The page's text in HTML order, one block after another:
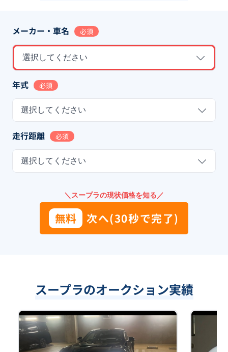
メーカー・車名 必須
選択してください
年式 必須
選択してください
走行距離 必須
選択してください
＼スープラの現状価格を知る／
無料 次へ(30秒で完了)
スープラのオークション実績